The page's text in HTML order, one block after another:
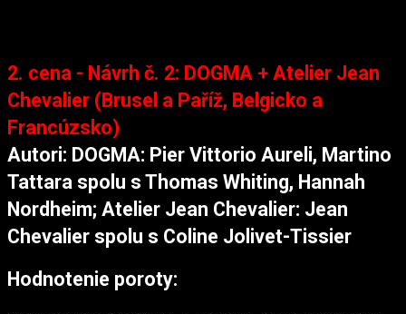
2. cena - Návrh č. 2: DOGMA + Atelier Jean
Chevalier (Brusel a Paříž, Belgicko a
Francúzsko)
Autori: DOGMA: Pier Vittorio Aureli, Martino
Tattara spolu s Thomas Whiting, Hannah
Nordheim; Atelier Jean Chevalier: Jean
Chevalier spolu s Coline Jolivet-Tissier
Hodnotenie poroty: